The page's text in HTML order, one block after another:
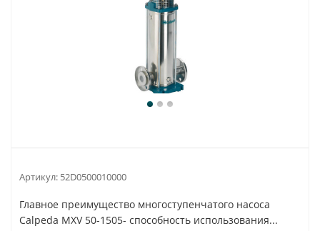
Артикул: 52D0500010000
Главное преимущество многоступенчатого насоса
Calpeda MXV 50-1505- способность использования...